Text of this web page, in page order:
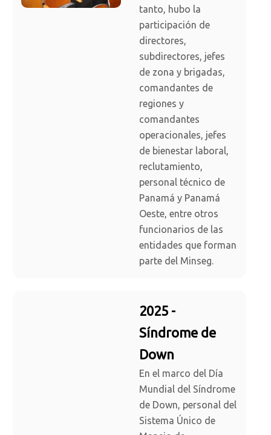
tanto, hubo la
participación de
directores,
subdirectores, jefes
de zona y brigadas,
comandantes de
regiones y
comandantes
operacionales, jefes
de bienestar laboral,
reclutamiento,
personal técnico de
Panamá y Panamá
Oeste, entre otros
funcionarios de las
entidades que forman
parte del Minseg.
2025 -
Síndrome de
Down
En el marco del Día
Mundial del Síndrome
de Down, personal del
Sistema Único de